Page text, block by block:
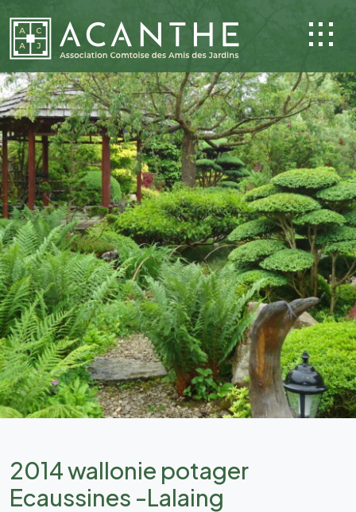
2014 wallonie potager
Ecaussines -Lalaing